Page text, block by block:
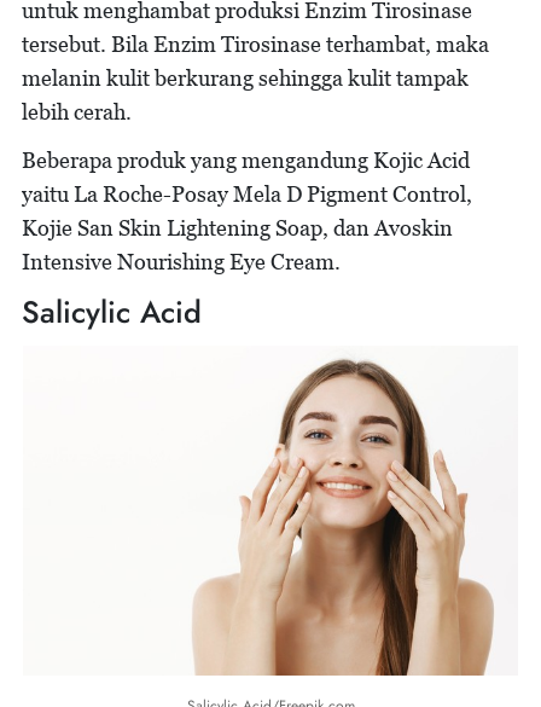
untuk menghambat produksi Enzim Tirosinase
tersebut. Bila Enzim Tirosinase terhambat, maka
melanin kulit berkurang sehingga kulit tampak
lebih cerah.
Beberapa produk yang mengandung Kojic Acid
yaitu La Roche-Posay Mela D Pigment Control,
Kojie San Skin Lightening Soap, dan Avoskin
Intensive Nourishing Eye Cream.
Salicylic Acid